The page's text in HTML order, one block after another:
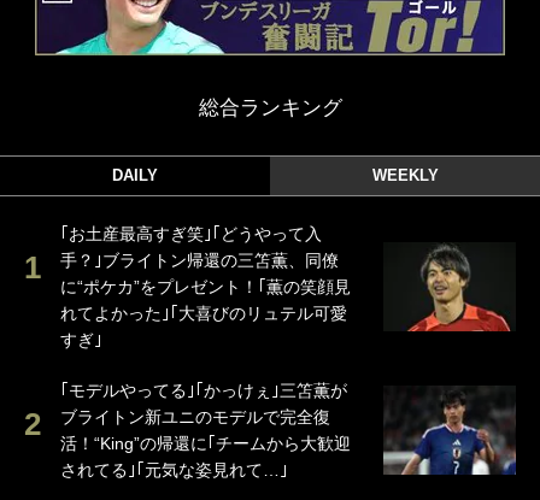
総合ランキング
DAILY WEEKLY
｢お土産最高すぎ笑｣｢どうやって入
手？｣ブライトン帰還の三笘薫、同僚
に“ポケカ”をプレゼント！｢薫の笑顔見
れてよかった｣｢大喜びのリュテル可愛
すぎ｣
｢モデルやってる｣｢かっけぇ｣三笘薫が
ブライトン新ユニのモデルで完全復
活！“King”の帰還に｢チームから大歓迎
されてる｣｢元気な姿見れて…｣